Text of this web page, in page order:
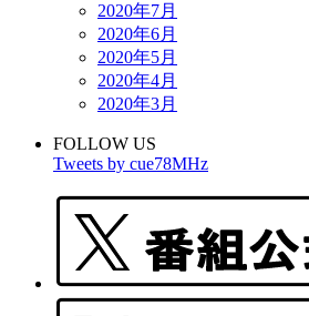
2020年7月
2020年6月
2020年5月
2020年4月
2020年3月
FOLLOW US
Tweets by cue78MHz